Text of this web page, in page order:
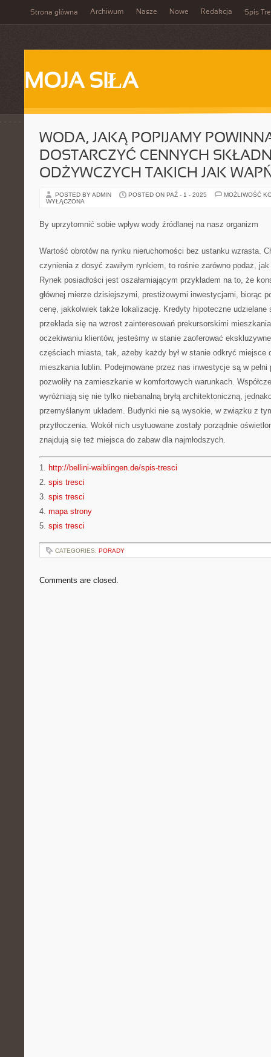
Strona główna Archiwum Nasze Nowe Redakcja Spis
MOJA SIŁA
WODA, JAKĄ POPIJAMY
DOSTARCZYĆ CENNYCH
ODŻYWCZYCH TAKICH JAK
POSTED BY ADMIN POSTED ON PAŹ - 1 - 2025
MOŻLIWOŚĆ
WYŁĄCZONA
By uprzytomnić sobie wpływ wody źródlanej na nasz organizm
Wartość obrotów na rynku nieruchomości bez ustanku wzrasta.
czynienia z dosyć zawiłym rynkiem, to rośnie zarówno podaż,
Rynek posiadłości jest oszałamiającym przykładem na to, że
głównej mierze dzisiejszymi, prestiżowymi inwestycjami, biorąc
cenę, jakkolwiek także lokalizację. Kredyty hipoteczne
przekłada się na wzrost zainteresowań prekursorskimi
oczekiwaniu klientów, jesteśmy w stanie zaoferować
częściach miasta, tak, ażeby każdy był w stanie odkryć miejsce
mieszkania lublin. Podejmowane przez nas inwestycje są w
pozwoliły na zamieszkanie w komfortowych warunkach.
wyróżniają się nie tylko niebanalną bryłą architektoniczną,
przemyślanym układem. Budynki nie są wysokie, w związku z
przytłoczenia. Wokół nich usytuowane zostały porządnie
znajdują się też miejsca do zabaw dla najmłodszych.
1. http://bellini-waiblingen.de/spis-tresci
2. spis tresci
3. spis tresci
4. mapa strony
5. spis tresci
CATEGORIES: PORADY
Comments are closed.